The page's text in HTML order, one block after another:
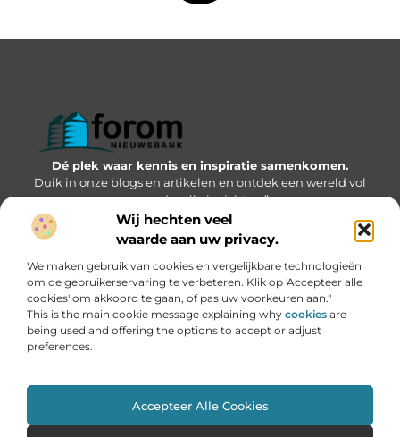
Wij hechten veel
waarde aan uw privacy.
We maken gebruik van cookies en vergelijkbare technologieën
om de gebruikerservaring te verbeteren. Klik op 'Accepteer alle
cookies' om akkoord te gaan, of pas uw voorkeuren aan."
This is the main cookie message explaining why cookies are
being used and offering the options to accept or adjust
preferences.
Accepteer Alle Cookies
Dé plek waar kennis en inspiratie samenkomen.
Duik in onze blogs en artikelen en ontdek een wereld vol
waardevolle inzichten.”
Bericht categorie
Onze informatie
Website index Cookiebeleid (EU)